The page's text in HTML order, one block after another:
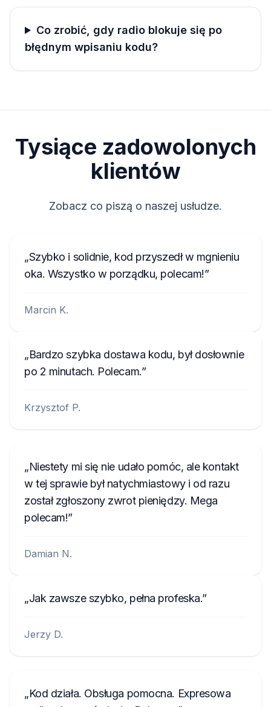
Co zrobić, gdy radio blokuje się po
błędnym wpisaniu kodu?
Tysiące zadowolonych
klientów
Zobacz co piszą o naszej usłudze.
Szybko i solidnie, kod przyszedł w mgnieniu
oka. Wszystko w porządku, polecam!
Marcin K.
Bardzo szybka dostawa kodu, był dosłownie
po 2 minutach. Polecam.
Krzysztof P.
Niestety mi się nie udało pomóc, ale kontakt
w tej sprawie był natychmiastowy i od razu
został zgłoszony zwrot pieniędzy. Mega
polecam!
Damian N.
Jak zawsze szybko, pełna profeska.
Jerzy D.
Kod działa. Obsługa pomocna. Expresowa